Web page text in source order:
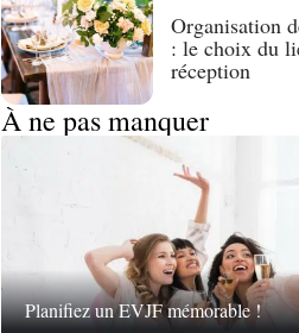
Organisation
: le choix du
réception
À ne pas manquer
Planifiez un EVJF mémorable !